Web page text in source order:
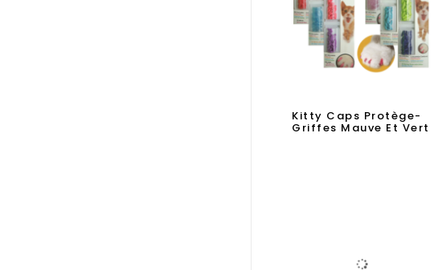
Kitty Caps Protège-
Griffes Mauve Et Vert